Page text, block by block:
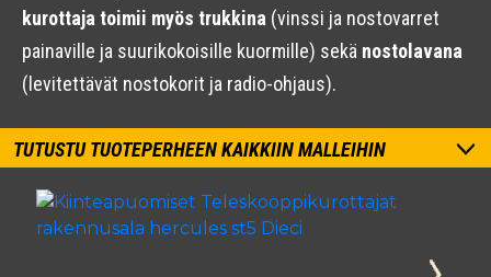
kurottaja toimii myös trukkina (vinssi ja nostovarret
painaville ja suurikokoisille kuormille) sekä nostolavana
(levitettävät nostokorit ja radio-ohjaus).
TUTUSTU TUOTEPERHEEN KAIKKIIN MALLEIHIN